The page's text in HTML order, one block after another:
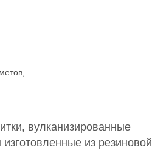
вулканизированные
из резиновой